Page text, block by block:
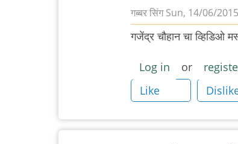
गब्बर सिंगSun, 14/06/
गजेंद्र चौहान चा व्हिडिओ
Log in or
Like